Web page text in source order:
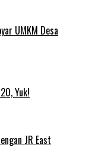
UMKM Desa
Yuk!
JR East